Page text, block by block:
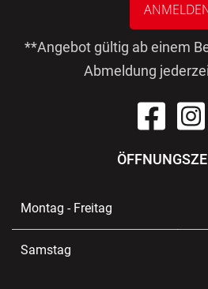
**Angebot gültig ab einem
Abmeldung
Montag - Freitag
Samstag